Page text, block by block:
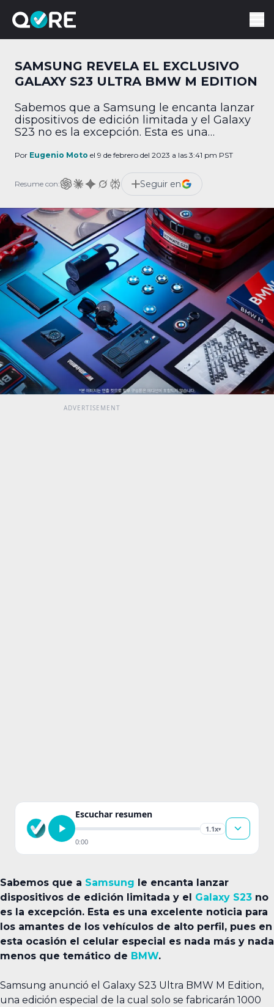
SAMSUNG REVELA EL EXCLUSIVO
GALAXY S23 ULTRA BMW M EDITION
Sabemos que a Samsung le encanta lanzar
dispositivos de edición limitada y el Galaxy
S23 no es la excepción. Esta es una
vehículos de alto perfil, pues en esta
nada menos que temático de BMW.
Samsung anunció el Galaxy S23 […]
Por Eugenio Moto el 9 de febrero del 2023 a las 3:41 pm PST
Resume con: Seguir en
Escuchar resumen
1.1x▾
0:00
Sabemos que a Samsung le encanta lanzar
dispositivos de edición limitada y el Galaxy S23 no
es la excepción. Esta es una excelente noticia para
los amantes de los vehículos de alto perfil, pues en
esta ocasión el celular especial es nada más y nada
menos que temático de BMW.
Samsung anunció el Galaxy S23 Ultra BMW M Edition,
una edición especial de la cual solo se fabricarán 1000